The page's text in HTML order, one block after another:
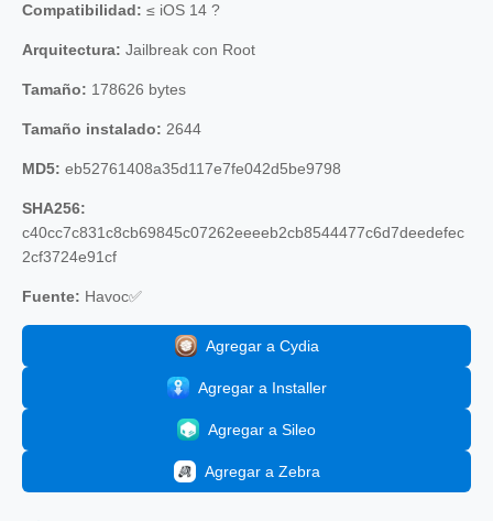
Compatibilidad: ≤ iOS 14 ?
Arquitectura: Jailbreak con Root
Tamaño: 178626 bytes
Tamaño instalado: 2644
MD5: eb52761408a35d117e7fe042d5be9798
SHA256:
c40cc7c831c8cb69845c07262eeeeb2cb8544477c6d7deedefec
2cf3724e91cf
Fuente: Havoc✅
Agregar a Cydia
Agregar a Installer
Agregar a Sileo
Agregar a Zebra